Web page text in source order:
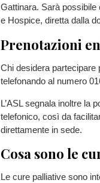
Gattinara. Sarà
e Hospice, diretta dalla
Prenotazioni
Chi desidera partecipare
telefonando al numero
L’ASL segnala inoltre la
telefonico, così da
direttamente in sede.
Cosa sono le
Le cure palliative sono